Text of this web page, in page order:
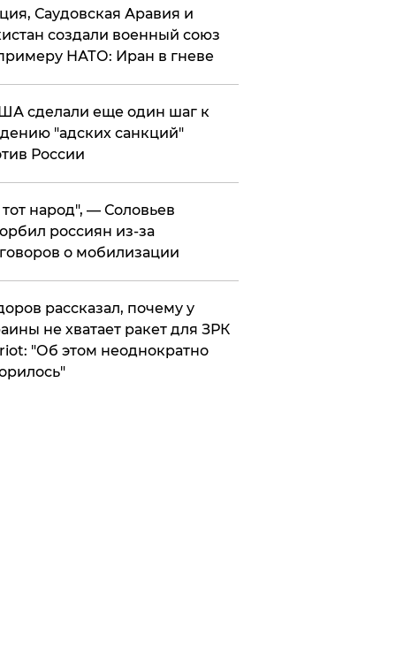
Саудовская Аравия и
создали военный союз
НАТО: Иран в гневе
сделали еще один шаг к
"адских санкций"
России
народ", — Соловьев
россиян из-за
о мобилизации
рассказал, почему у
не хватает ракет для ЗРК
"Об этом неоднократно